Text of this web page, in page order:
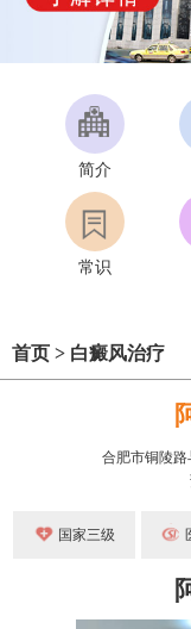
简介
常识
首页 > 白癜风治疗
合肥市铜陵路
国家三级